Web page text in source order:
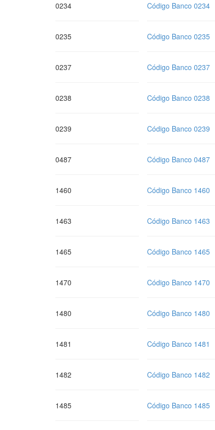
0234
0235
0237
0238
0239
0487
1460
1463
1465
1470
1480
1481
1482
1485
Código Banco 0234
Código Banco 0235
Código Banco 0237
Código Banco 0238
Código Banco 0239
Código Banco 0487
Código Banco 1460
Código Banco 1463
Código Banco 1465
Código Banco 1470
Código Banco 1480
Código Banco 1481
Código Banco 1482
Código Banco 1485